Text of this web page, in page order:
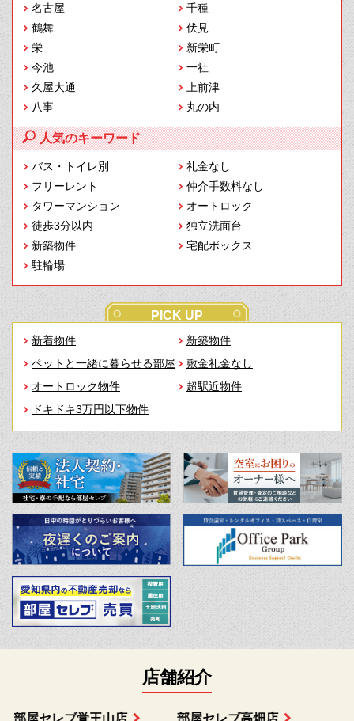
名古屋
千種
鶴舞
伏見
栄
新栄町
今池
一社
久屋大通
上前津
八事
丸の内
人気のキーワード
バス・トイレ別
礼金なし
フリーレント
仲介手数料なし
タワーマンション
オートロック
徒歩3分以内
独立洗面台
新築物件
宅配ボックス
駐輪場
PICK UP
新着物件
新築物件
ペットと一緒に暮らせる部屋
敷金礼金なし
オートロック物件
超駅近物件
ドキドキ3万円以下物件
店舗紹介